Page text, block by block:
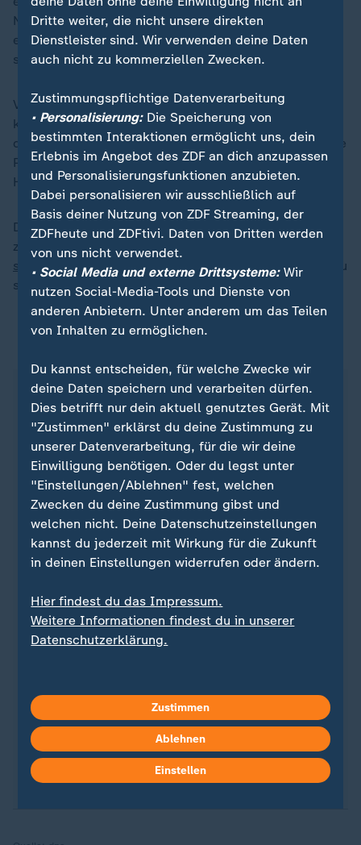
Nachricht." Da aber bis zu 100 Meteore pro Stunde
erwartet würden, könne man sicherlich ein paar davon
sehen.
Verursacht werden die Sternschnuppen von einer
kosmischen Staubwolke. Da die Staubteilchen flach in
die Atmosphäre eintreten, ziehen sie lange Spuren, wie
Pilz erklärt. Diese könnten über weite Teile des
Himmels reichen.
Der aktivste Meteorstrom des Jahres wird in der
zweiten Augustwoche erwartet: die
schon im Sommer 2024 den Nachthimmelerhellten. Zu
sehen sind erste Exemplare schon in den Tagen davor.
Sie wollen auf dem Laufenden bleiben? Dann sind
Smartphone
. Nehmen Sie teil an Umfragen oder
lassen Sie sich durch unseren Podcast "Kurze
Auszeit" inspirieren.
Zur Anmeldung
WhatsApp-Channel
Dritte weiter, die nicht unsere direkten
Dienstleister sind. Wir verwenden deine Daten
auch nicht zu kommerziellen Zwecken.
Zustimmungspflichtige Datenverarbeitung
• Personalisierung:Die Speicherung von
bestimmten Interaktionen ermöglicht uns, dein
Erlebnis im Angebot des ZDF an dich anzupassen
und Personalisierungsfunktionen anzubieten.
Dabei personalisieren wir ausschließlich auf
Basis deiner Nutzung von ZDF Streaming, der
ZDFheute und ZDFtivi. Daten von Dritten werden
von uns nicht verwendet.
• Social Media und externe Drittsysteme:Wir
nutzen Social-Media-Tools und Dienste von
anderen Anbietern. Unter anderem um das Teilen
von Inhalten zu ermöglichen.
Du kannst entscheiden, für welche Zwecke wir
deine Daten speichern und verarbeiten dürfen.
Dies betrifft nur dein aktuell genutztes Gerät. Mit
"Zustimmen" erklärst du deine Zustimmung zu
unserer Datenverarbeitung, für die wir deine
Einwilligung benötigen. Oder du legst unter
"Einstellungen/Ablehnen" fest, welchen
Zwecken du deine Zustimmung gibst und
welchen nicht. Deine Datenschutzeinstellungen
kannst du jederzeit mit Wirkung für die Zukunft
in deinen Einstellungen widerrufen oder ändern.
Hier findest du das Impressum.
Weitere Informationen findest du in unserer
Datenschutzerklärung.
Zustimmen
Ablehnen
Einstellen